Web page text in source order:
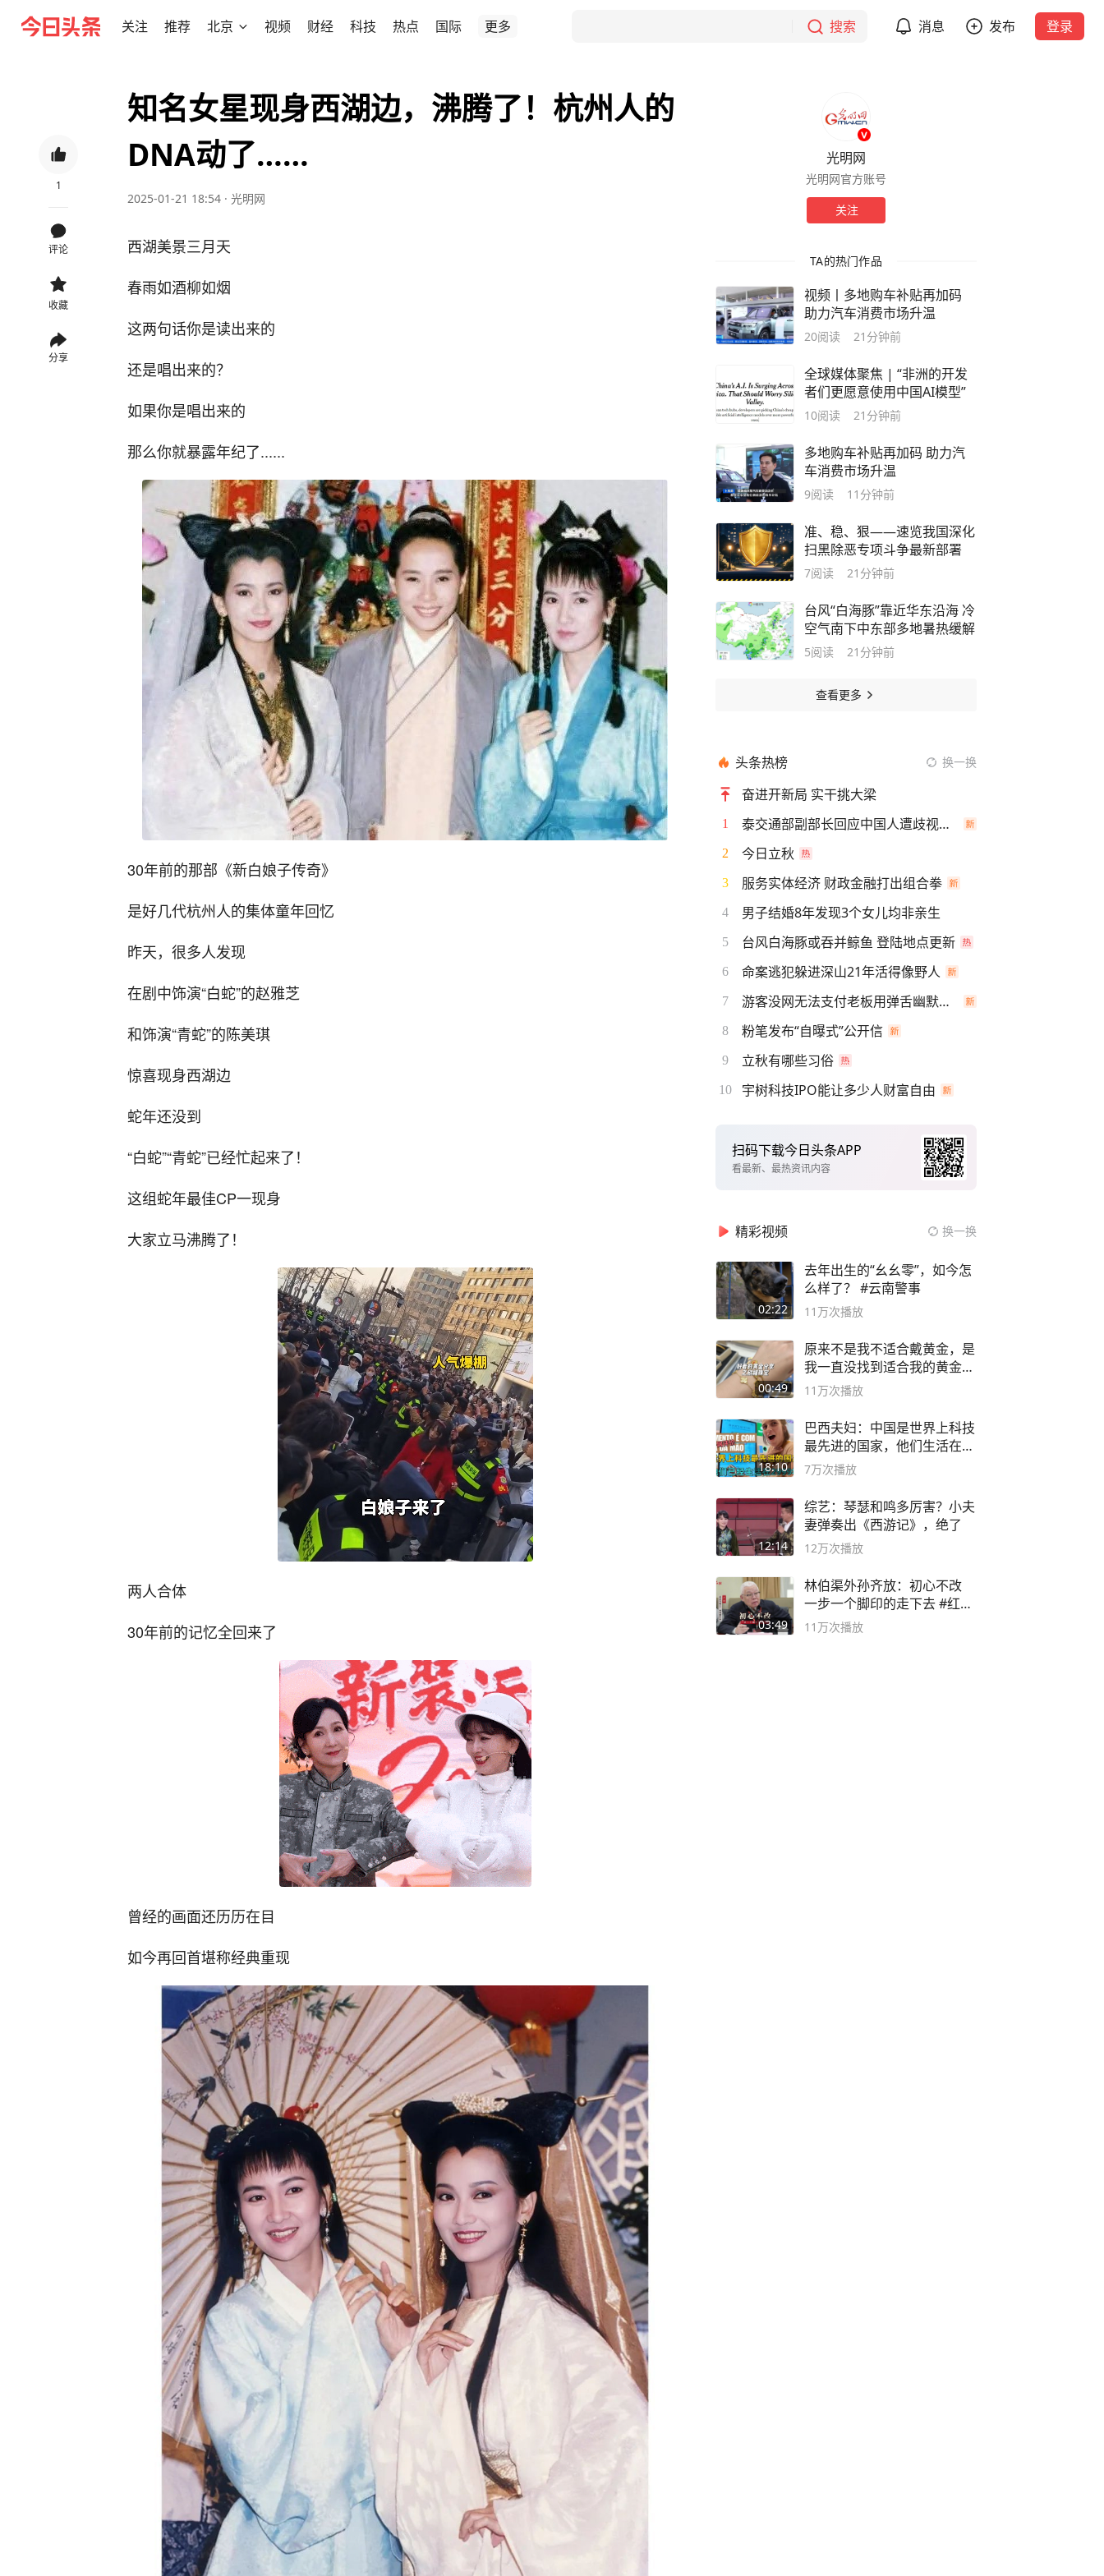
关注 推荐 北京 视频 财经 科技 热点 国际 更多 搜索 消息 发布 登录
1
评论
收藏
分享
知名女星现身西湖边，沸腾了！杭州人的
DNA动了……
2025-01-21 18:54 · 光明网
西湖美景三月天
春雨如酒柳如烟
这两句话你是读出来的
还是唱出来的？
如果你是唱出来的
那么你就暴露年纪了......
30年前的那部《新白娘子传奇》
是好几代杭州人的集体童年回忆
昨天，很多人发现
在剧中饰演“白蛇”的赵雅芝
和饰演“青蛇”的陈美琪
惊喜现身西湖边
蛇年还没到
“白蛇”“青蛇”已经忙起来了！
这组蛇年最佳CP一现身
大家立马沸腾了！
两人合体
30年前的记忆全回来了
曾经的画面还历历在目
如今再回首堪称经典重现
光明网
光明网官方账号
关注
TA的热门作品
视频丨多地购车补贴再加码
助力汽车消费市场升温
20阅读 21分钟前
全球媒体聚焦 | “非洲的开发
者们更愿意使用中国AI模型”
10阅读 21分钟前
多地购车补贴再加码 助力汽
车消费市场升温
9阅读 11分钟前
准、稳、狠——速览我国深化
扫黑除恶专项斗争最新部署
7阅读 21分钟前
台风“白海豚”靠近华东沿海 冷
空气南下中东部多地暑热缓解
5阅读 21分钟前
查看更多
头条热榜 换一换
奋进开新局 实干挑大梁
1 泰交通部副部长回应中国人遭歧视手势
2 今日立秋
3 服务实体经济 财政金融打出组合拳
4 男子结婚8年发现3个女儿均非亲生
5 台风白海豚或吞并鲸鱼 登陆地点更新
6 命案逃犯躲进深山21年活得像野人
7 游客没网无法支付老板用弹舌幽默化解
8 粉笔发布“自曝式”公开信
9 立秋有哪些习俗
10 宇树科技IPO能让多少人财富自由
扫码下载今日头条APP
看最新、最热资讯内容
精彩视频 换一换
02:22
去年出生的“幺幺零”，如今怎
么样了？ #云南警事
11万次播放
00:49
原来不是我不适合戴黄金，是
我一直没找到适合我的黄金
😭
11万次播放
18:10
巴西夫妇：中国是世界上科技
最先进的国家，他们生活在
2999年
7万次播放
12:14
综艺：琴瑟和鸣多厉害？小夫
妻弹奏出《西游记》，绝了
12万次播放
03:49
林伯渠外孙齐放：初心不改
一步一个脚印的走下去 #红船
论坛
11万次播放